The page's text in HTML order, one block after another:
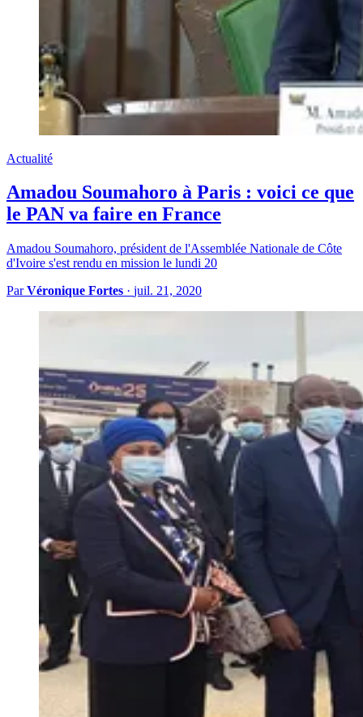
Actualité
Amadou Soumahoro à Paris : voici ce que
le PAN va faire en France
Amadou Soumahoro, président de l'Assemblée Nationale de Côte
d'Ivoire s'est rendu en mission le lundi 20
ParVéronique Fortes · juil. 21, 2020